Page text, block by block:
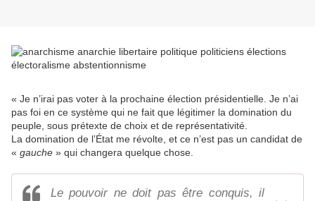
« Je n’irai pas voter à la prochaine élection présidentielle. Je n’ai
pas foi en ce système qui ne fait que légitimer la domination du
peuple, sous prétexte de choix et de représentativité.
La domination de l’État me révolte, et ce n’est pas un candidat de
« gauche » qui changera quelque chose.
Le pouvoir ne doit pas être conquis, il